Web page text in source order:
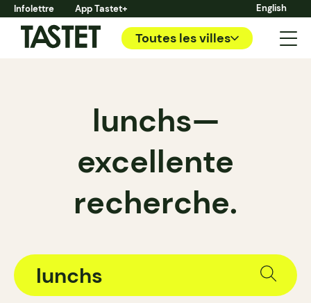
Infolettre App Tastet+ English
Toutes les villes
lunchs—
excellente
recherche.